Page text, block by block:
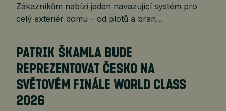
Zákazníkům nabízí jeden navazující systém pro
celý exteriér domu – od plotů a bran…
PATRIK ŠKAMLA BUDE
REPREZENTOVAT ČESKO NA
SVĚTOVÉM FINÁLE WORLD CLASS
2026